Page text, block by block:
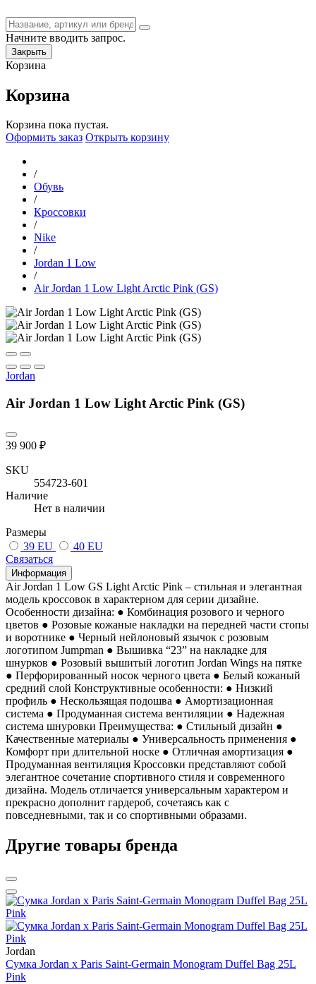
Начните вводить запрос.
Закрыть
Корзина
Корзина
Корзина пока пустая.
Оформить заказ Открыть корзину
/
Обувь
/
Кроссовки
/
Nike
/
Jordan 1 Low
/
Air Jordan 1 Low Light Arctic Pink (GS)
Jordan
Air Jordan 1 Low Light Arctic Pink (GS)
39 900 ₽
SKU
554723-601
Наличие
Нет в наличии
Размеры
39 EU
40 EU
Связаться
Информация
Air Jordan 1 Low GS Light Arctic Pink – стильная и элегантная
модель кроссовок в характерном для серии дизайне.
Особенности дизайна: ● Комбинация розового и черного
цветов ● Розовые кожаные накладки на передней части стопы
и воротнике ● Черный нейлоновый язычок с розовым
логотипом Jumpman ● Вышивка “23” на накладке для
шнурков ● Розовый вышитый логотип Jordan Wings на пятке
● Перфорированный носок черного цвета ● Белый кожаный
средний слой Конструктивные особенности: ● Низкий
профиль ● Нескользящая подошва ● Амортизационная
система ● Продуманная система вентиляции ● Надежная
система шнуровки Преимущества: ● Стильный дизайн ●
Качественные материалы ● Универсальность применения ●
Комфорт при длительной носке ● Отличная амортизация ●
Продуманная вентиляция Кроссовки представляют собой
элегантное сочетание спортивного стиля и современного
дизайна. Модель отличается универсальным характером и
прекрасно дополнит гардероб, сочетаясь как с
повседневными, так и со спортивными образами.
Другие товары бренда
Jordan
Сумка Jordan x Paris Saint-Germain Monogram Duffel Bag 25L
Pink